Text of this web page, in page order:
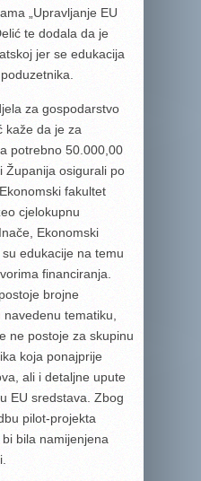
„Upravljanje EU
te dodala da je
jer se edukacija
za gospodarstvo
kaže da je za
potrebno 50.000,00
Županija osigurali po
fakultet
cjelokupnu
Ekonomski
edukacije na temu
financiranja.
brojne
tematiku,
ne postoje za skupinu
koja ponajprije
ali i detaljne upute
EU sredstava. Zbog
pilot-projekta
bila namijenjena